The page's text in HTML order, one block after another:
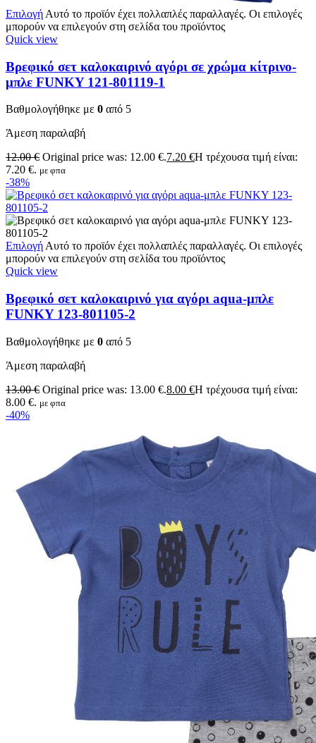
Επιλογή Αυτό το προϊόν έχει πολλαπλές παραλλαγές. Οι επιλογές
μπορούν να επιλεγούν στη σελίδα του προϊόντος
Quick view
Βρεφικό σετ καλοκαιρινό αγόρι σε χρώμα κίτρινο-
μπλε FUNKY 121-801119-1
Βαθμολογήθηκε με 0 από 5
Άμεση παραλαβή
12.00€ Original price was: 12.00 €.7.20 €Η τρέχουσα τιμή είναι:
7.20 €. με φπα
-38%
Επιλογή Αυτό το προϊόν έχει πολλαπλές παραλλαγές. Οι επιλογές
μπορούν να επιλεγούν στη σελίδα του προϊόντος
Quick view
Βρεφικό σετ καλοκαιρινό για αγόρι aqua-μπλε
FUNKY 123-801105-2
Βαθμολογήθηκε με 0 από 5
Άμεση παραλαβή
13.00€ Original price was: 13.00 €.8.00 €Η τρέχουσα τιμή είναι:
8.00 €. με φπα
-40%